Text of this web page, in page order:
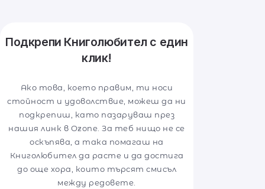
Подкрепи Книголюбител с един
клик!
Ако това, което правим, ти носи
стойност и удоволствие, можеш да ни
подкрепиш, като пазаруваш през
нашия линк в Ozone. За теб нищо не се
оскъпява, а така помагаш на
Книголюбител да расте и да достига
до още хора, които търсят смисъл
между редовете.